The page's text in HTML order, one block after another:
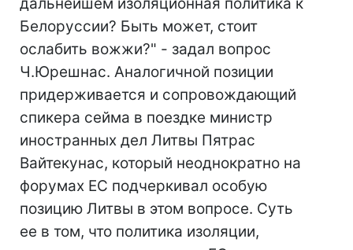
Белоруссии? Быть может, стоит
ослабить вожжи?" - задал вопрос
Ч.Юрешнас. Аналогичной позиции
придерживается и сопровождающий
спикера сейма в поездке министр
иностранных дел Литвы Пятрас
Вайтекунас, который неоднократно на
форумах ЕС подчеркивал особую
позицию Литвы в этом вопросе. Суть
ее в том, что политика изоляции,